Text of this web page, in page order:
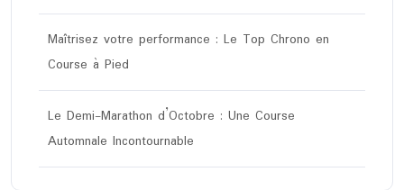
Maîtrisez votre performance : Le Top Chrono en
Course à Pied
Le Demi-Marathon d’Octobre : Une Course
Automnale Incontournable